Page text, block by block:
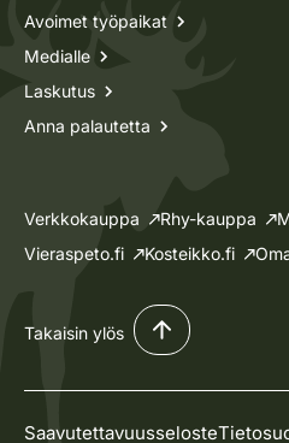
Avoimet työpaikat
Medialle
Laskutus
Anna palautetta
Verkkokauppa Rhy-kauppa
Vieraspeto.fi
Kosteikko.fi
Takaisin ylös
Saavutettavuusseloste